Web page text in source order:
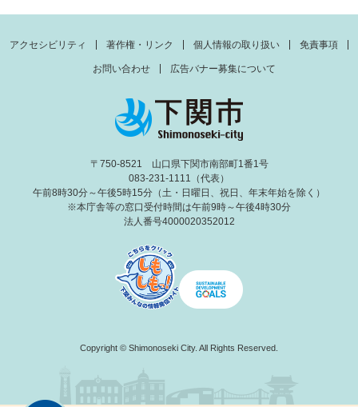
アクセシビリティ 著作権・リンク 個人情報の取り扱い 免責事項
お問い合わせ 広告バナー募集について
〒750-8521 山口県下関市南部町1番1号
083-231-1111（代表）
午前8時30分～午後5時15分（土・日曜日、祝日、年末年始を除く）
※本庁舎等の窓口受付時間は午前9時～午後4時30分
法人番号4000020352012
Copyright © Shimonoseki City. All Rights Reserved.